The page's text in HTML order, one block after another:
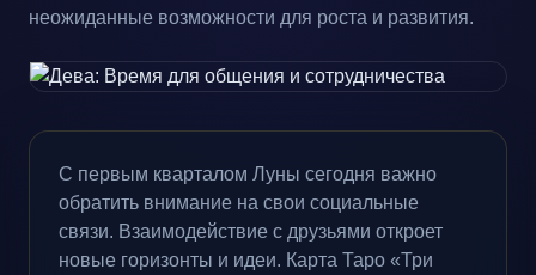
неожиданные возможности для роста и развития.
С первым кварталом Луны сегодня важно
обратить внимание на свои социальные
связи. Взаимодействие с друзьями откроет
новые горизонты и идеи. Карта Таро «Три